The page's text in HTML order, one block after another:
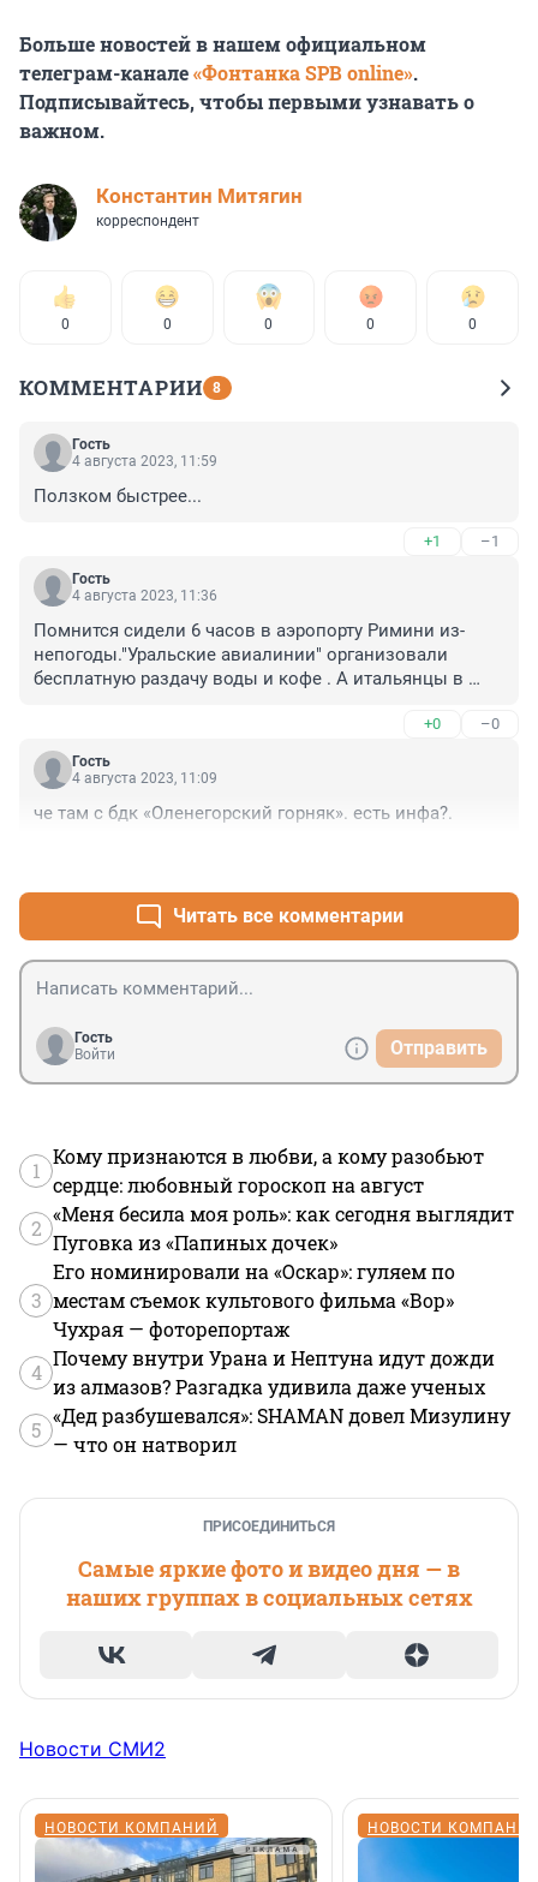
Больше новостей в нашем официальном
телеграм-канале«Фонтанка SPB online».
Подписывайтесь, чтобы первыми узнавать о
важном.
Константин Митягин
корреспондент
0 0 0 0 0
КОММЕНТАРИИ 8
Гость
4 августа 2023, 11:59
Ползком быстрее...
+1 –1
Гость
4 августа 2023, 11:36
Помнится сидели 6 часов в аэропорту Римини из-
непогоды."Уральские авиалинии" организовали
бесплатную раздачу воды и кофе . А итальянцы в
+0 –0
Гость
4 августа 2023, 11:09
че там с бдк «Оленегорский горняк». есть инфа?.
Читать все комментарии
Гость
Войти
Отправить
1
Кому признаются в любви, а кому разобьют
сердце: любовный гороскоп на август
2
«Меня бесила моя роль»: как сегодня выглядит
Пуговка из «Папиных дочек»
3
Его номинировали на «Оскар»: гуляем по
местам съемок культового фильма «Вор»
Чухрая — фоторепортаж
4
Почему внутри Урана и Нептуна идут дожди
из алмазов? Разгадка удивила даже ученых
5
«Дед разбушевался»: SHAMAN довел Мизулину
— что он натворил
ПРИСОЕДИНИТЬСЯ
Самые яркие фото и видео дня — в
наших группах в социальных сетях
Новости СМИ2
НОВОСТИ КОМПАНИЙ НОВОСТИ